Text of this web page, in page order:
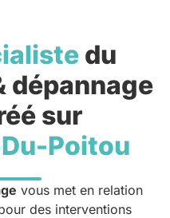
du
dépannage
sur
Poitou
vous met en relation
des interventions